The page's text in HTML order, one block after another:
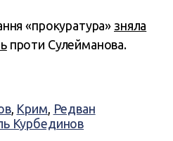
«прокуратура» зняла
проти Сулейманова.
, Крим, Редван
Курбединов